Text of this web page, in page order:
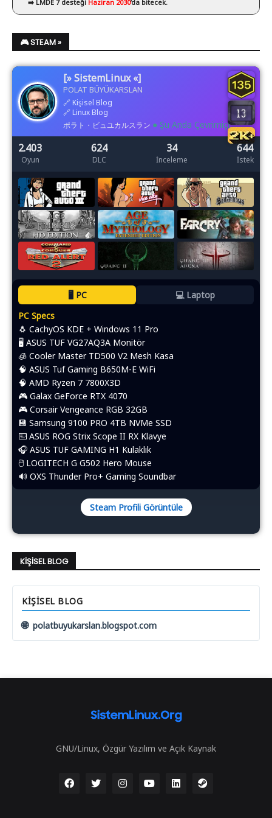
➡️ LMDE 7 desteği Haziran 2030’da bitecek.
🎮 STEAM »
[» SistemLinux «]
POLAT BÜYÜKARSLAN
🔗 Kişisel Blog
🔗 Linux Blog
ポラト・ビュユカルスラン ● Şu Anda Çevrimiçi
2.403
Oyun
624
DLC
34
İnceleme
644
İstek
🖥️ PC
💻 Laptop
PC Specs
🐧 CachyOS KDE + Windows 11 Pro
🖥️ ASUS TUF VG27AQ3A Monitör
🧊 Cooler Master TD500 V2 Mesh Kasa
🧠 ASUS Tuf Gaming B650M-E WiFi
🧠 AMD Ryzen 7 7800X3D
🎮 Galax GeForce RTX 4070
🎮 Corsair Vengeance RGB 32GB
💾 Samsung 9100 PRO 4TB NVMe SSD
⌨️​ ASUS ROG Strix Scope II RX Klavye
🎧 ASUS TUF GAMING H1 Kulaklık
🖱️​ LOGITECH G G502 Hero Mouse
🔊 OXS Thunder Pro+ Gaming Soundbar
Steam Profili Görüntüle
KIŞISEL BLOG
KIŞISEL BLOG
🌐 polatbuyukarslan.blogspot.com
GNU/Linux, Özgür Yazılım ve Açık Kaynak